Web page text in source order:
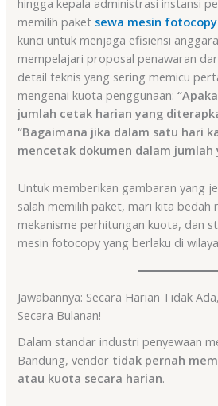
hingga kepala administrasi instansi
memilih paket sewa mesin fotocopy
kunci untuk menjaga efisiensi
mempelajari proposal penawaran
detail teknis yang sering memicu
mengenai kuota penggunaan:
jumlah cetak harian yang
“Bagaimana jika dalam satu hari
mencetak dokumen dalam jumlah
Untuk memberikan gambaran yang
salah memilih paket, mari kita bedah
mekanisme perhitungan kuota, dan
mesin fotocopy yang berlaku di
Jawabannya: Secara Harian Tidak
Secara Bulanan!
Dalam standar industri penyewaan
Bandung, vendor tidak pernah
atau kuota secara harian.